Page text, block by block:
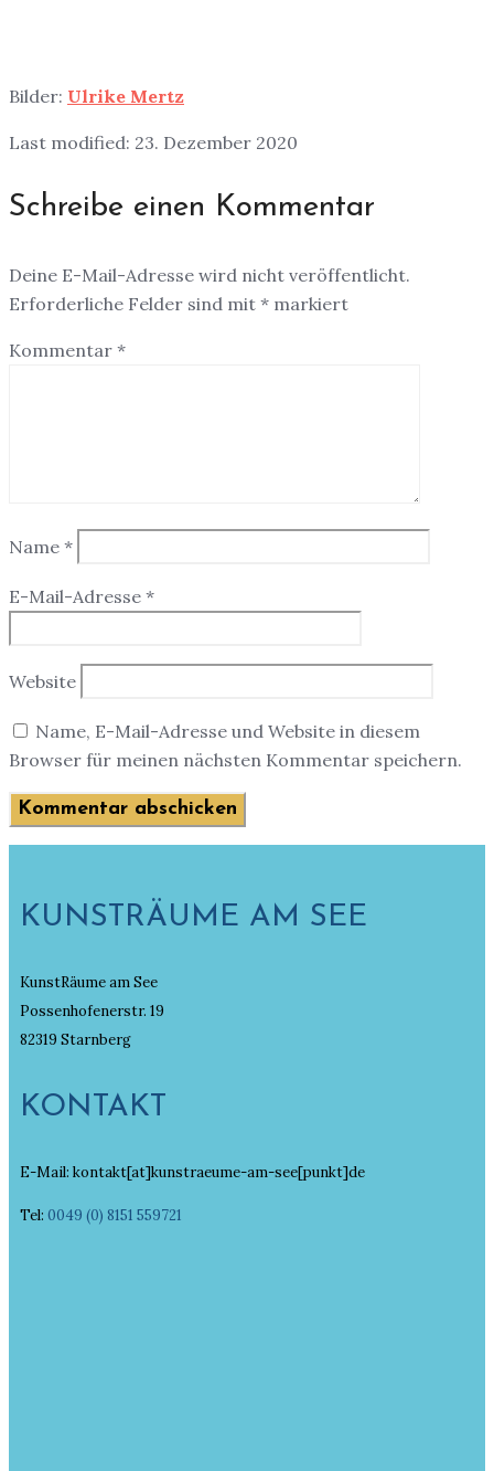
Bilder: Ulrike Mertz
Last modified: 23. Dezember 2020
Schreibe einen Kommentar
Deine E-Mail-Adresse wird nicht veröffentlicht.
Erforderliche Felder sind mit * markiert
Kommentar *
Name *
E-Mail-Adresse *
Website
Name, E-Mail-Adresse und Website in diesem
Browser für meinen nächsten Kommentar speichern.
KUNSTRÄUME AM SEE
KunstRäume am See
Possenhofenerstr. 19
82319 Starnberg
KONTAKT
E-Mail: kontakt[at]kunstraeume-am-see[punkt]de
Tel: 0049 (0) 8151 559721